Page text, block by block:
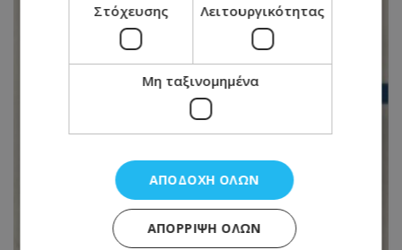
Στόχευσης Λειτουργικότητας
Μη ταξινομημένα
ΑΠΟΔΟΧΉ ΌΛΩΝ
ΑΠΌΡΡΙΨΗ ΌΛΩΝ